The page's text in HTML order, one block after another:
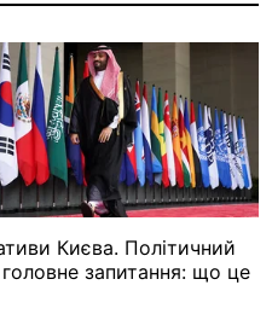
Києва. Політичний
головне запитання: що це